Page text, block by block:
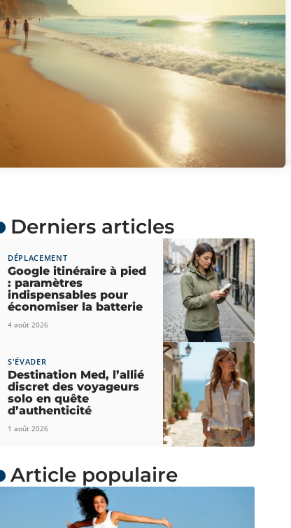
Derniers articles
DÉPLACEMENT
Google itinéraire à pied
: paramètres
indispensables pour
économiser la batterie
4 août 2026
S'ÉVADER
Destination Med, l’allié
discret des voyageurs
solo en quête
d’authenticité
1 août 2026
Article populaire